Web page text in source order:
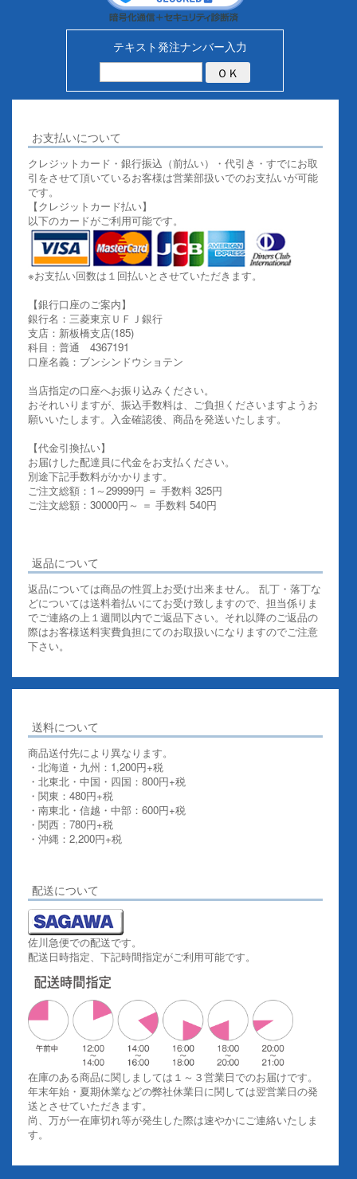
テキスト発注ナンバー入力
お支払いについて
クレジットカード・銀行振込（前払い）・代引き・すでにお取
引をさせて頂いているお客様は営業部扱いでのお支払いが可能
です。
【クレジットカード払い】
以下のカードがご利用可能です。
※お支払い回数は１回払いとさせていただきます。
【銀行口座のご案内】
銀行名：三菱東京ＵＦＪ銀行
支店：新板橋支店(185)
科目：普通 4367191
口座名義：ブンシンドウショテン
当店指定の口座へお振り込みください。
おそれいりますが、振込手数料は、ご負担くださいますようお
願いいたします。入金確認後、商品を発送いたします。
【代金引換払い】
お届けした配達員に代金をお支払ください。
別途下記手数料がかかります。
ご注文総額：1～29999円 ＝ 手数料 325円
ご注文総額：30000円～ ＝ 手数料 540円
返品について
返品については商品の性質上お受け出来ません。 乱丁・落丁な
どについては送料着払いにてお受け致しますので、担当係りま
でご連絡の上１週間以内でご返品下さい。それ以降のご返品の
際はお客様送料実費負担にてのお取扱いになりますのでご注意
下さい。
送料について
商品送付先により異なります。
・北海道・九州：1,200円+税
・北東北・中国・四国：800円+税
・関東：480円+税
・南東北・信越・中部：600円+税
・関西：780円+税
・沖縄：2,200円+税
配送について
佐川急便での配送です。
配送日時指定、下記時間指定がご利用可能です。
在庫のある商品に関しましては１～３営業日でのお届けです。
年末年始・夏期休業などの弊社休業日に関しては翌営業日の発
送とさせていただきます。
尚、万が一在庫切れ等が発生した際は速やかにご連絡いたしま
す。